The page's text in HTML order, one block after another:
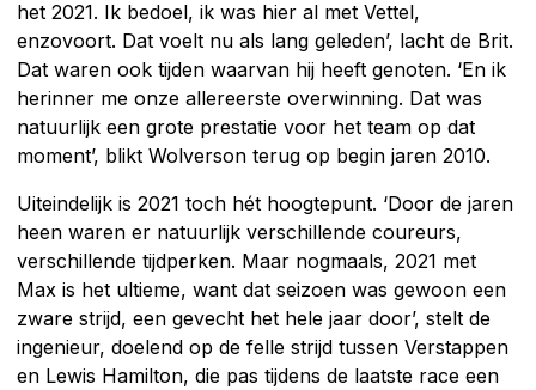
het 2021. Ik bedoel, ik was hier al met Vettel,
enzovoort. Dat voelt nu als lang geleden’, lacht de Brit.
Dat waren ook tijden waarvan hij heeft genoten. ‘En ik
herinner me onze allereerste overwinning. Dat was
natuurlijk een grote prestatie voor het team op dat
moment’, blikt Wolverson terug op begin jaren 2010.
Uiteindelijk is 2021 toch hét hoogtepunt. ‘Door de jaren
heen waren er natuurlijk verschillende coureurs,
verschillende tijdperken. Maar nogmaals, 2021 met
Max is het ultieme, want dat seizoen was gewoon een
zware strijd, een gevecht het hele jaar door’, stelt de
ingenieur, doelend op de felle strijd tussen Verstappen
en Lewis Hamilton, die pas tijdens de laatste race een